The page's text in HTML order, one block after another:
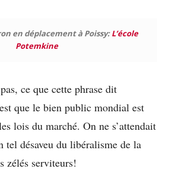
en déplacement à Poissy:L’école
Potemkine
ce que cette phrase dit
que le bien public mondial est
lois du marché. On ne s’attendait
tel désaveu du libéralisme de la
zélés serviteurs!